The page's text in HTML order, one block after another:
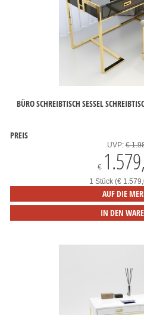
BÜRO SCHREIBTISCH SESSEL
PREIS
UVP:€
€
1 Stück (€
AUF DIE
IN DEN